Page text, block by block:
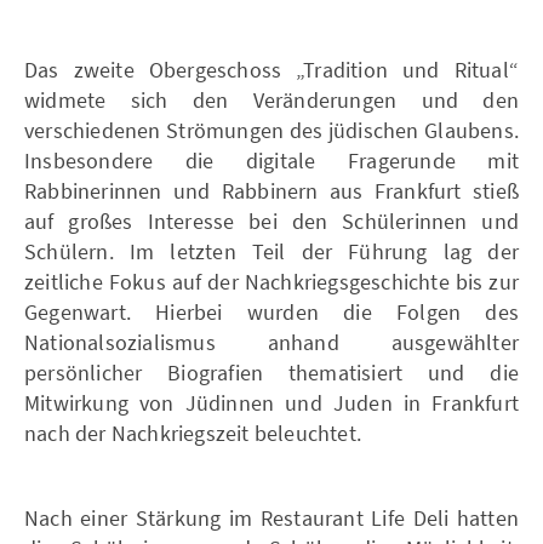
Das zweite Obergeschoss „Tradition und Ritual“
widmete sich den Veränderungen und den
verschiedenen Strömungen des jüdischen Glaubens.
Insbesondere die digitale Fragerunde mit
Rabbinerinnen und Rabbinern aus Frankfurt stieß
auf großes Interesse bei den Schülerinnen und
Schülern. Im letzten Teil der Führung lag der
zeitliche Fokus auf der Nachkriegsgeschichte bis zur
Gegenwart. Hierbei wurden die Folgen des
Nationalsozialismus anhand ausgewählter
persönlicher Biografien thematisiert und die
Mitwirkung von Jüdinnen und Juden in Frankfurt
nach der Nachkriegszeit beleuchtet.
Nach einer Stärkung im Restaurant Life Deli hatten